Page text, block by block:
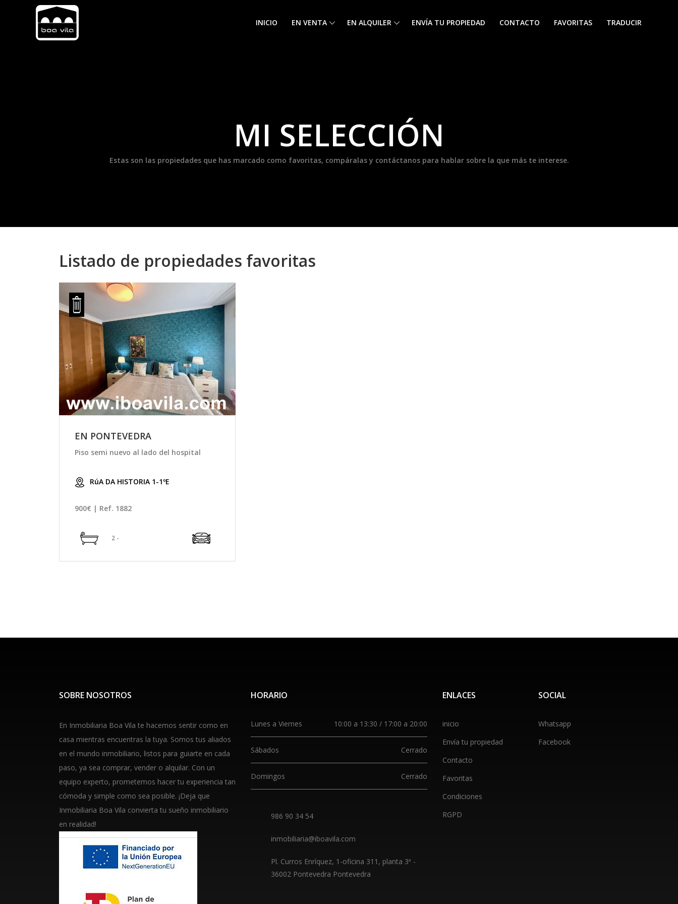
INICIO EN VENTA EN ALQUILER ENVÍA TU PROPIEDAD CONTACTO FAVORITAS TRADUCIR
MI SELECCIÓN
Estas son las propiedades que has marcado como favoritas, compáralas y contáctanos para hablar sobre la que más te interese.
Listado de propiedades favoritas
EN PONTEVEDRA
Piso semi nuevo al lado del hospital
RúA DA HISTORIA 1-1ºE
900€ | Ref. 1882
2 -
SOBRE NOSOTROS
En Inmobiliaria Boa Vila te hacemos sentir como en
casa mientras encuentras la tuya. Somos tus aliados
en el mundo inmobiliario, listos para guiarte en cada
paso, ya sea comprar, vender o alquilar. Con un
equipo experto, prometemos hacer tu experiencia tan
cómoda y simple como sea posible. ¡Deja que
Inmobiliaria Boa Vila convierta tu sueño inmobiliario
en realidad!
HORARIO
Lunes a Viernes 10:00 a 13:30 / 17:00 a 20:00
Sábados Cerrado
Domingos Cerrado
986 90 34 54
inmobiliaria@iboavila.com
Pl. Curros Enríquez, 1-oficina 311, planta 3ª -
36002 Pontevedra Pontevedra
ENLACES
inicio
Envía tu propiedad
Contacto
Favoritas
Condiciones
RGPD
SOCIAL
Whatsapp
Facebook